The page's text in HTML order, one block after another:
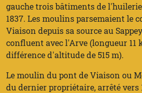
gauche trois bâtiments de
1837. Les moulins parsemaient le
Viaison depuis sa source au
confluent avec l'Arve (longueur 11
différence d'altitude de 515 m).
Le moulin du pont de Viaison ou
du dernier propriétaire, arrêté vers